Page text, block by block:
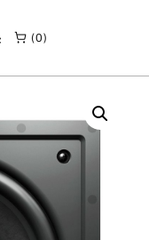
0
ÉPÍTHETŐ PASSZÍV